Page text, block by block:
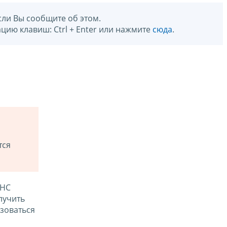
Вы сообщите об этом.
клавиш: Ctrl + Enter или нажмите сюда.